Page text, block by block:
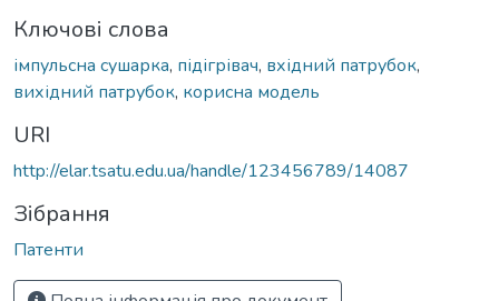
Ключові слова
імпульсна сушарка, підігрівач, вхідний патрубок,
вихідний патрубок, корисна модель
URI
http://elar.tsatu.edu.ua/handle/123456789/14087
Зібрання
Патенти